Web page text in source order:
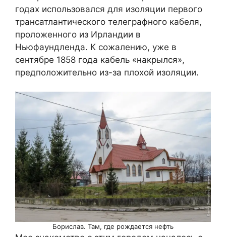
годах использовался для изоляции первого
трансатлантического телеграфного кабеля,
проложенного из Ирландии в
Ньюфаундленда. К сожалению, уже в
сентябре 1858 года кабель «накрылся»,
предположительно из-за плохой изоляции.
Борислав. Там, где рождается нефть